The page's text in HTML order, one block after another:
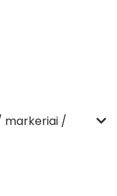
markeriai /